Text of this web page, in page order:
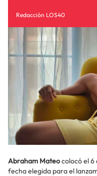
Redacción LOS40
Abraham Mateocolocó el 6
fecha elegida para el